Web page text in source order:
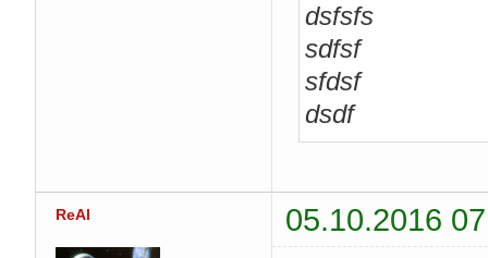
dsfsfs
sdfsf
sfdsf
dsdf
ReAl 05.10.2016